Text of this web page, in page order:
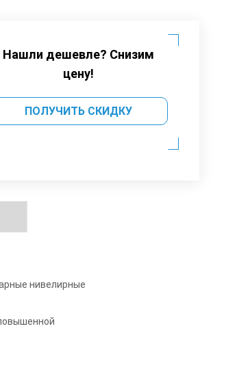
Нашли дешевле? Снизим
цену!
ПОЛУЧИТЬ СКИДКУ
нивелирные